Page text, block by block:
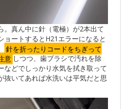
。真ん中に針（電極）が2本出て
ョートするとH21エラーになると
針を折ったりコードをちぎって
意 しつつ、歯ブラシで汚れを除
などでしっかり水気を拭き取って
抜いてあれば水洗いは平気だと思